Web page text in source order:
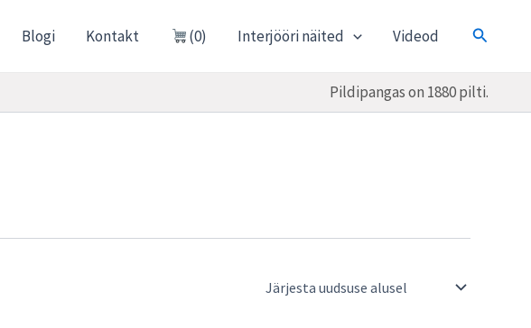
Blogi Kontakt (0) Interjööri näited Videod Otsi
Pildipangas on 1880 pilti.